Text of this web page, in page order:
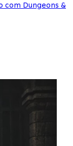
com Dungeons &